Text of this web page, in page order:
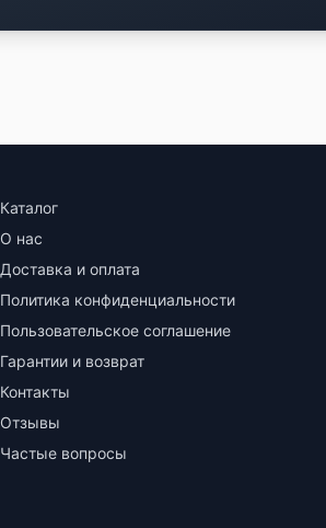
Каталог
О нас
Доставка и оплата
Политика конфиденциальности
Пользовательское соглашение
Гарантии и возврат
Контакты
Отзывы
Частые вопросы